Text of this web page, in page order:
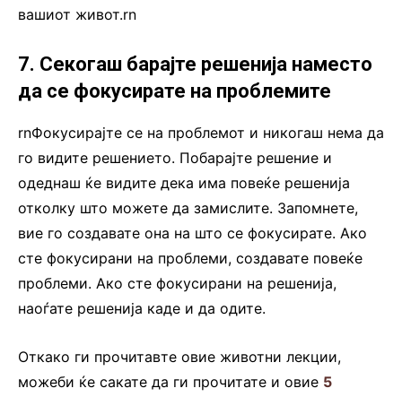
вашиот живот.rn
7. Секогаш барајте решенија наместо
да се фокусирате на проблемите
rnФокусирајте се на проблемот и никогаш нема да
го видите решението. Побарајте решение и
одеднаш ќе видите дека има повеќе решенија
отколку што можете да замислите. Запомнете,
вие го создавате она на што се фокусирате. Ако
сте фокусирани на проблеми, создавате повеќе
проблеми. Ако сте фокусирани на решенија,
наоѓате решенија каде и да одите.
Откако ги прочитавте овие животни лекции,
можеби ќе сакате да ги прочитате и овие 5